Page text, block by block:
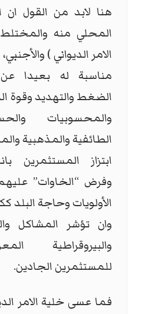
هنا لابد من القول ان
المحلي منه
الامر الديواني )
مناسبة له بعيدا
الضغط والتهديد وقوة
والمحسوبيات
الطائفية والمذهبية
ابتزاز المستثمرين
وفرض “الخاوات”
الأولويات وحاجة البلد
وان تؤشر المشاكل
والبيروقراطية
للمستثمرين الجادين.